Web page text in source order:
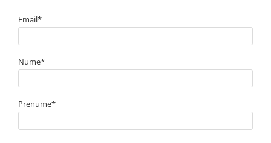
Email*
Nume*
Prenume*